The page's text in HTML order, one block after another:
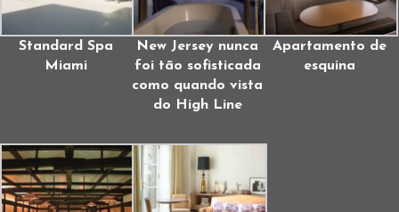
Standard Spa
Miami
New Jersey nunca
foi tão sofisticada
como quando vista
do High Line
Apartamento de
esquina